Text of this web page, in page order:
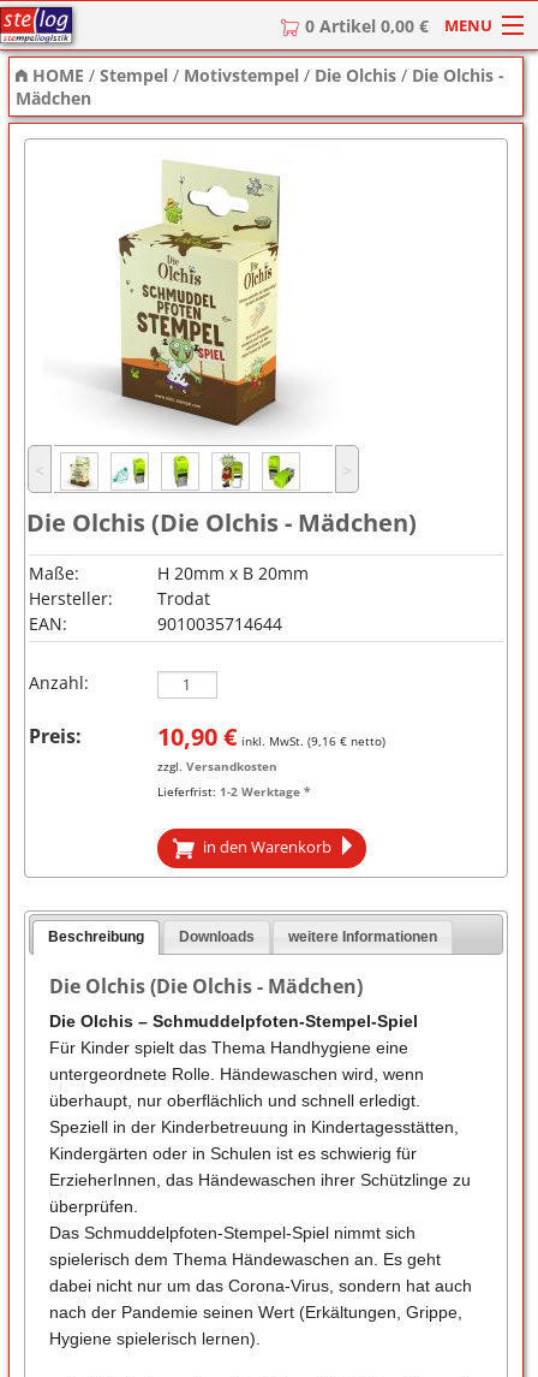
0 Artikel 0,00 € MENU
HOME
Stempel
Stempel-Textplatten
Stempelzubehör
HOME /Stempel / Motivstempel / Die Olchis / Die Olchis -
Mädchen
˂ ˃
Die Olchis (Die Olchis - Mädchen)
Maße:
H 20mm x B 20mm
Hersteller:
Trodat
EAN:
9010035714644
Anzahl:
Preis: 10,90€ inkl. MwSt. (9,16€ netto)
zzgl. Versandkosten
Lieferfrist: 1-2 Werktage *
in den Warenkorb
Beschreibung Downloads weitere Informationen
Die Olchis (Die Olchis - Mädchen)
Die Olchis – Schmuddelpfoten-Stempel-Spiel
Für Kinder spielt das Thema Handhygiene eine
untergeordnete Rolle. Händewaschen wird, wenn
überhaupt, nur oberflächlich und schnell erledigt.
Speziell in der Kinderbetreuung in Kindertagesstätten,
Kindergärten oder in Schulen ist es schwierig für
ErzieherInnen, das Händewaschen ihrer Schützlinge zu
überprüfen.
Das Schmuddelpfoten-Stempel-Spiel nimmt sich
spielerisch dem Thema Händewaschen an. Es geht
dabei nicht nur um das Corona-Virus, sondern hat auch
nach der Pandemie seinen Wert (Erkältungen, Grippe,
Hygiene spielerisch lernen).